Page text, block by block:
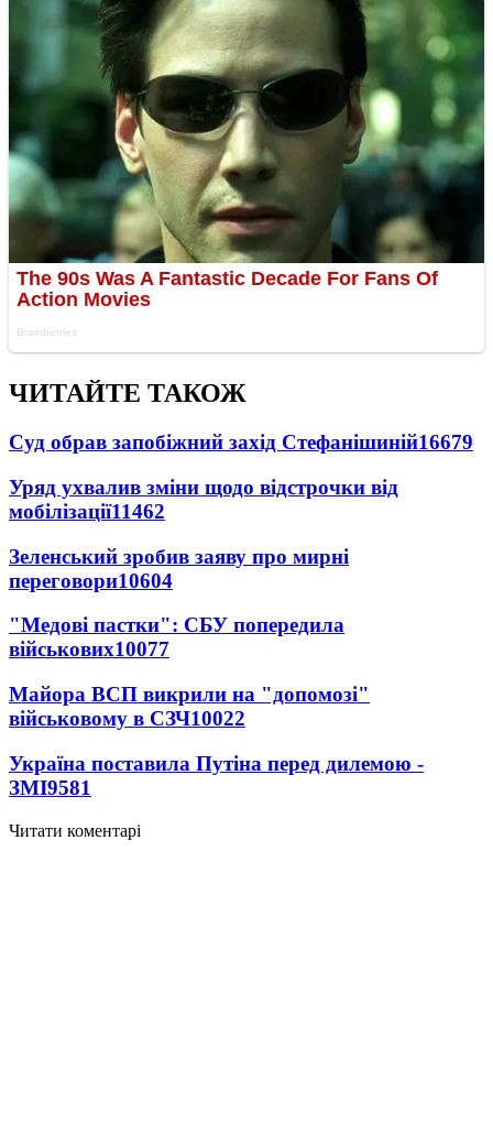
ЧИТАЙТЕ ТАКОЖ
Суд обрав запобіжний захід Стефанішиній16679
Уряд ухвалив зміни щодо відстрочки від
мобілізації11462
Зеленський зробив заяву про мирні
переговори10604
"Медові пастки": СБУ попередила
військових10077
Майора ВСП викрили на "допомозі"
військовому в СЗЧ10022
Україна поставила Путіна перед дилемою -
ЗМІ9581
Читати коментарі